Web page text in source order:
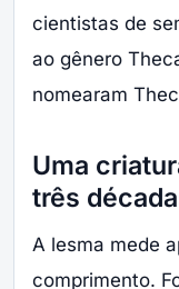
cientistas de
ao gênero
nomearam
Uma
três
A lesma mede
comprimento.